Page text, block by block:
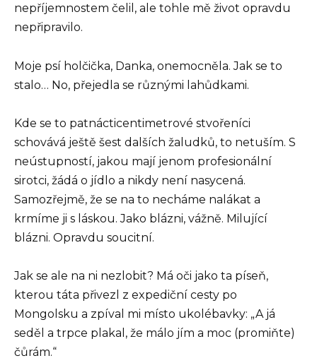
nepříjemnostem čelil, ale tohle mě život opravdu
nepřipravilo.
Moje psí holčička, Danka, onemocněla. Jak se to
stalo… No, přejedla se různými lahůdkami.
Kde se to patnácticentimetrové stvořeníci
schovává ještě šest dalších žaludků, to netuším. S
neústupností, jakou mají jenom profesionální
sirotci, žádá o jídlo a nikdy není nasycená.
Samozřejmě, že se na to necháme nalákat a
krmíme ji s láskou. Jako blázni, vážně. Milující
blázni. Opravdu soucitní.
Jak se ale na ni nezlobit? Má oči jako ta píseň,
kterou táta přivezl z expediční cesty po
Mongolsku a zpíval mi místo ukolébavky: „A já
seděl a trpce plakal, že málo jím a moc (promiňte)
čůrám.“